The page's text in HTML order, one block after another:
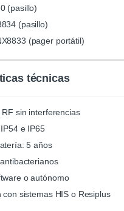
(pasillo)
(pasillo)
(pager portátil)
técnicas
sin interferencias
e IP65
5 años
o autónomo
con sistemas HIS o Resiplus